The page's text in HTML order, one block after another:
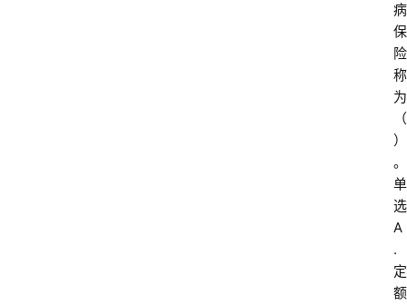
病
保
险
称
为
（
）
。
单
选
A
.
定
额